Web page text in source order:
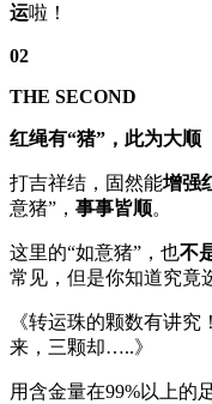
运啦！
02
THE SECOND
红绳有“猪”，此为大顺
打吉祥结，固然能增强
意猪”， 事事皆顺。
这里的“如意猪”，也不
常见，但是你知道究竟
《转运珠的颗数有讲
来，三颗却…..》
用含金量在99%以上的